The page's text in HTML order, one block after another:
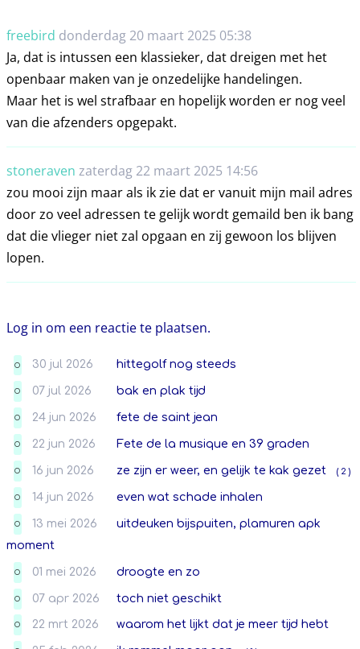
freebird donderdag 20 maart 2025 05:38
Ja, dat is intussen een klassieker, dat dreigen met het
openbaar maken van je onzedelijke handelingen.
Maar het is wel strafbaar en hopelijk worden er nog veel
van die afzenders opgepakt.
stoneraven zaterdag 22 maart 2025 14:56
zou mooi zijn maar als ik zie dat er vanuit mijn mail adres
door zo veel adressen te gelijk wordt gemaild ben ik bang
dat die vlieger niet zal opgaan en zij gewoon los blijven
lopen.
Log in om een reactie te plaatsen.
O 30 jul 2026 hittegolf nog steeds
O 07 jul 2026 bak en plak tijd
O 24 jun 2026 fete de saint jean
O 22 jun 2026 Fete de la musique en 39 graden
O 16 jun 2026 ze zijn er weer, en gelijk te kak gezet ( 2 )
O 14 jun 2026 even wat schade inhalen
O 13 mei 2026
uitdeuken bijspuiten, plamuren apk
moment
O 01 mei 2026 droogte en zo
O 07 apr 2026 toch niet geschikt
O 22 mrt 2026 waarom het lijkt dat je meer tijd hebt